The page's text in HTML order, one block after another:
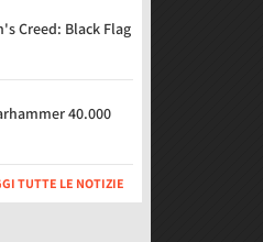
Creed: Black Flag
40.000
TUTTE LE NOTIZIE